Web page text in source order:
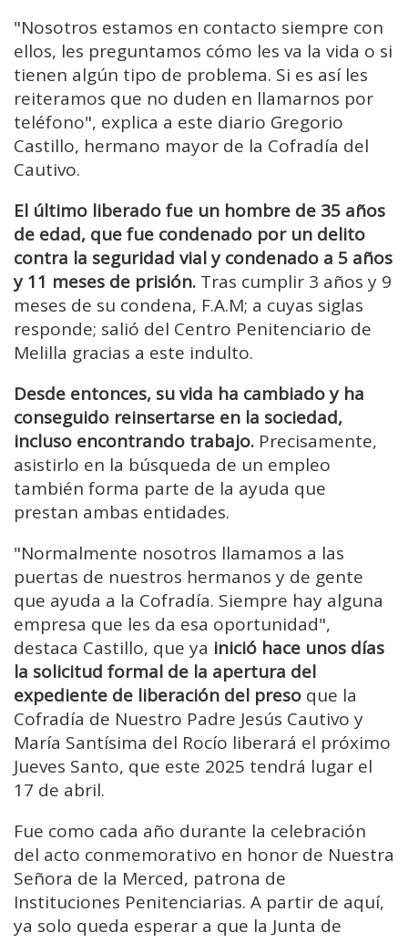
"Nosotros estamos en contacto siempre con
ellos, les preguntamos cómo les va la vida o si
tienen algún tipo de problema. Si es así les
reiteramos que no duden en llamarnos por
teléfono", explica a este diario Gregorio
Castillo, hermano mayor de la Cofradía del
Cautivo.
El último liberado fue un hombre de 35 años
de edad, que fue condenado por un delito
contra la seguridad vial y condenado a 5 años
y 11 meses de prisión. Tras cumplir 3 años y 9
meses de su condena, F.A.M; a cuyas siglas
responde; salió del Centro Penitenciario de
Melilla gracias a este indulto.
Desde entonces, su vida ha cambiado y ha
conseguido reinsertarse en la sociedad,
incluso encontrando trabajo. Precisamente,
asistirlo en la búsqueda de un empleo
también forma parte de la ayuda que
prestan ambas entidades.
"Normalmente nosotros llamamos a las
puertas de nuestros hermanos y de gente
que ayuda a la Cofradía. Siempre hay alguna
empresa que les da esa oportunidad",
destaca Castillo, que ya inició hace unos días
la solicitud formal de la apertura del
expediente de liberación del preso que la
Cofradía de Nuestro Padre Jesús Cautivo y
María Santísima del Rocío liberará el próximo
Jueves Santo, que este 2025 tendrá lugar el
17 de abril.
Fue como cada año durante la celebración
del acto conmemorativo en honor de Nuestra
Señora de la Merced, patrona de
Instituciones Penitenciarias. A partir de aquí,
ya solo queda esperar a que la Junta de